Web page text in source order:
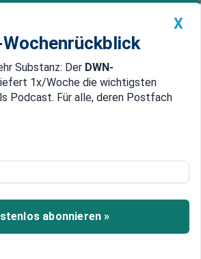
DWN: Geldanlage Premium
DWN-Magazin China
Gediegener
Friedrich Merz (CDU) an
eigentlich nur einen
X
Wochenrückblick
Substanz: Der DWN-
liefert 1x/Woche die wichtigsten
Podcast. Für alle, deren Postfach
abonnieren »